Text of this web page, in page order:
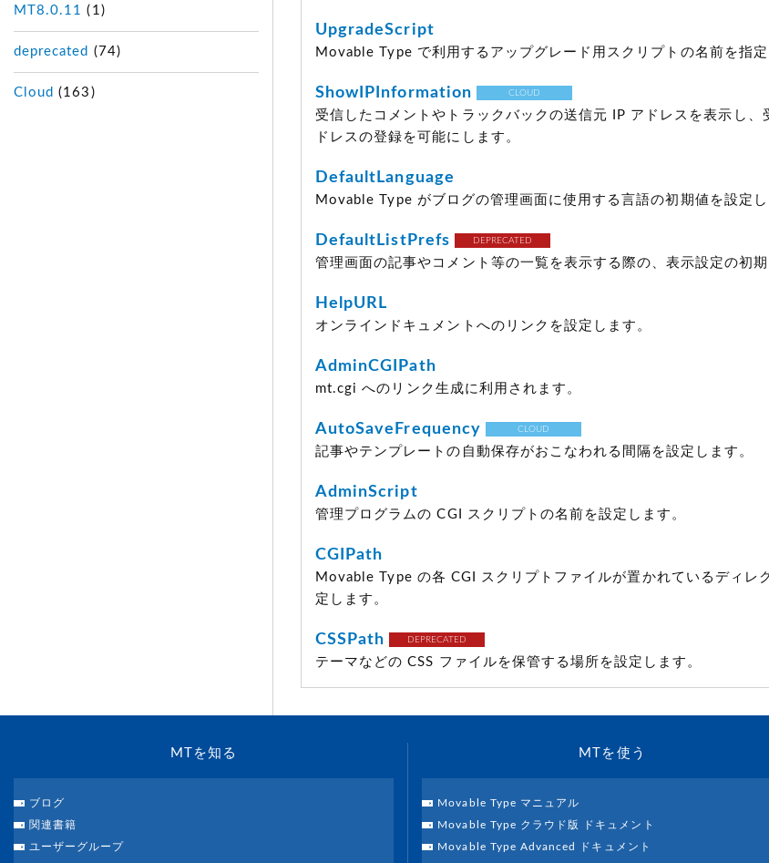
UpgradeScript
Movable Type で利用するアップグレード用スクリプトの名前を指定
ShowIPInformation CLOUD
受信したコメントやトラックバックの送信元 IP アドレスを表示し、
ドレスの登録を可能にします。
DefaultLanguage
Movable Type がブログの管理画面に使用する言語の初期値を設定し
DefaultListPrefs DEPRECATED
管理画面の記事やコメント等の一覧を表示する際の、表示設定の初期
HelpURL
オンラインドキュメントへのリンクを設定します。
AdminCGIPath
mt.cgi へのリンク生成に利用されます。
AutoSaveFrequency CLOUD
記事やテンプレートの自動保存がおこなわれる間隔を設定します。
AdminScript
管理プログラムの CGI スクリプトの名前を設定します。
CGIPath
Movable Type の各 CGI スクリプトファイルが置かれているディレ
定します。
CSSPath DEPRECATED
テーマなどの CSS ファイルを保管する場所を設定します。
MT8.0.11 (1)
deprecated (74)
Cloud (163)
MTを知る
ブログ
関連書籍
ユーザーグループ
MTを使う
Movable Type マニュアル
Movable Type クラウド版 ドキュメント
Movable Type Advanced ドキュメント